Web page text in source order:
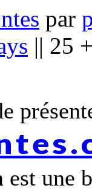
par
|| 25
est une